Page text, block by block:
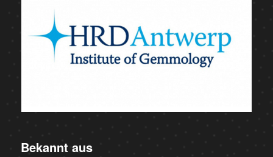
Bekannt aus